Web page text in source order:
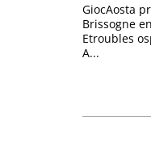
GiocAosta
Brissogne
Etroubles
A...